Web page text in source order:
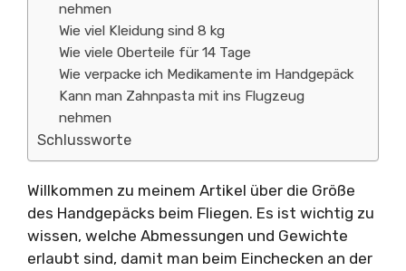
nehmen
Wie viel Kleidung sind 8 kg
Wie viele Oberteile für 14 Tage
Wie verpacke ich Medikamente im Handgepäck
Kann man Zahnpasta mit ins Flugzeug
nehmen
Schlussworte
Willkommen zu meinem Artikel über die Größe
des Handgepäcks beim Fliegen. Es ist wichtig zu
wissen, welche Abmessungen und Gewichte
erlaubt sind, damit man beim Einchecken an der